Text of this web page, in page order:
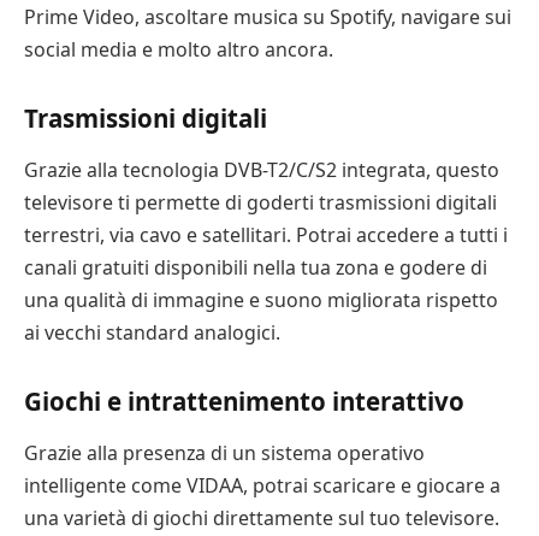
Prime Video, ascoltare musica su Spotify, navigare sui
social media e molto altro ancora.
Trasmissioni digitali
Grazie alla tecnologia DVB-T2/C/S2 integrata, questo
televisore ti permette di goderti trasmissioni digitali
terrestri, via cavo e satellitari. Potrai accedere a tutti i
canali gratuiti disponibili nella tua zona e godere di
una qualità di immagine e suono migliorata rispetto
ai vecchi standard analogici.
Giochi e intrattenimento interattivo
Grazie alla presenza di un sistema operativo
intelligente come VIDAA, potrai scaricare e giocare a
una varietà di giochi direttamente sul tuo televisore.